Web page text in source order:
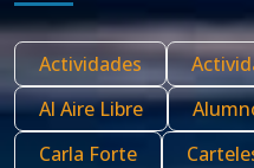
Actividades
Al Aire Libre
Carla Forte